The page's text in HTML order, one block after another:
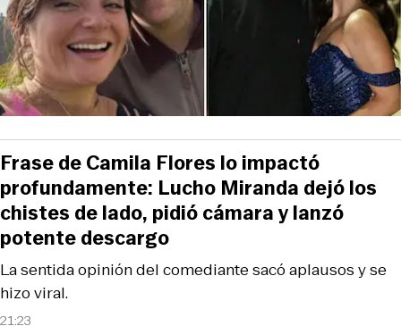
21:23
La sentida opinión del comediante sacó aplausos y se
hizo viral.
Frase de Camila Flores lo impactó
profundamente: Lucho Miranda dejó los
chistes de lado, pidió cámara y lanzó
potente descargo